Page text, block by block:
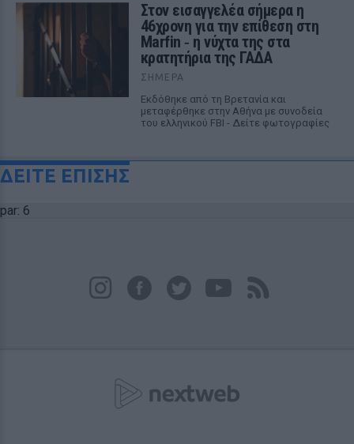
Στον εισαγγελέα σήμερα η
46χρονη για την επίθεση στη
Marfin ‑ η νύχτα της στα
κρατητήρια της ΓΑΔΑ
ΣΉΜΕΡΑ
Εκδόθηκε από τη Βρετανία και
μεταφέρθηκε στην Αθήνα με συνοδεία
του ελληνικού FBI - Δείτε φωτογραφίες
ΔΕΙΤΕ ΕΠΙΣΗΣ
par: 6